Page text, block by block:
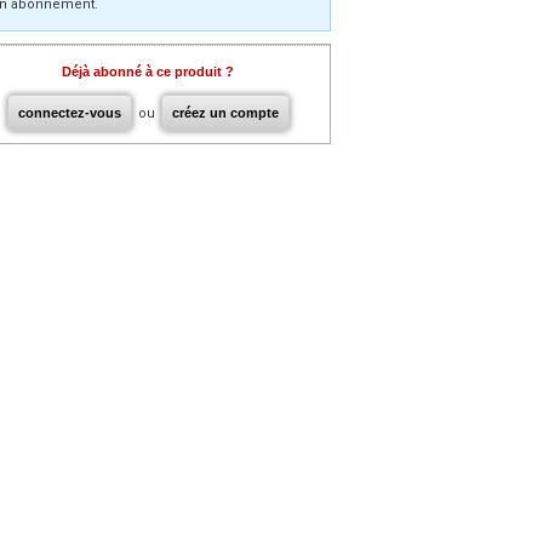
abonnement.
Déjà abonné à ce produit ?
connectez-vous ou créez un compte